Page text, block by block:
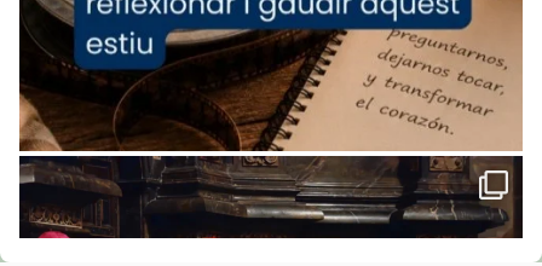
«Avui les santes Juliana i Semproniana ens
ajuden a alçar la mirada»
Mons. Sergi Gordo, bisbe de Tortosa, ha
presidit aquest 27 de juliol la missa de Les
Santes de Mataró.
🔗tinyurl.com/cvu5jmbk
📸 J. Merino